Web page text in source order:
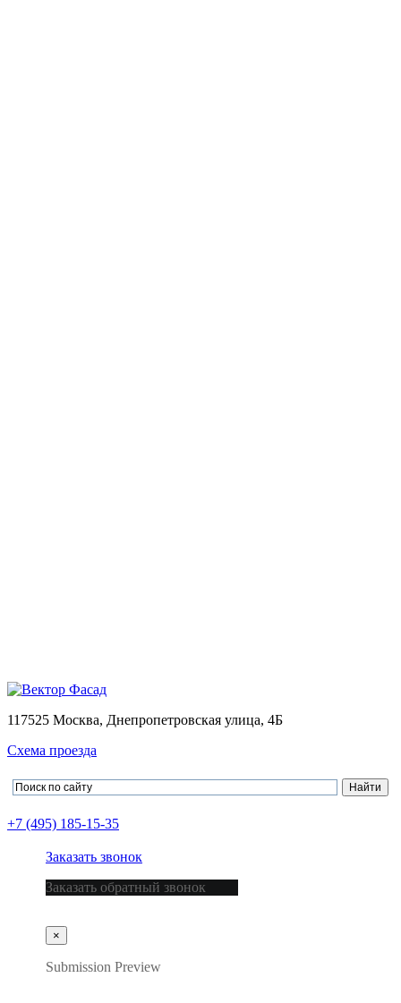
117525 Москва, Днепропетровская улица, 4Б
Схема проезда
+7 (495) 185-15-35
Заказать звонок
Заказать обратный звонок
×
Submission Preview